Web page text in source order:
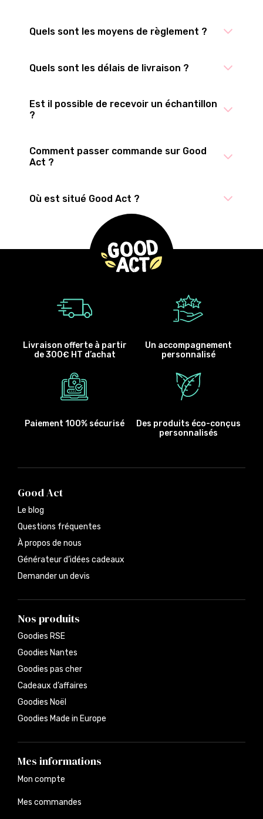
Quels sont les moyens de règlement ?
Quels sont les délais de livraison ?
Est il possible de recevoir un échantillon
?
Comment passer commande sur Good
Act ?
Où est situé Good Act ?
Livraison offerte à partir
de 300€ HT d’achat
Un accompagnement
personnalisé
Paiement 100% sécurisé
Des produits éco-conçus
personnalisés
Good Act
Le blog
Questions fréquentes
À propos de nous
Générateur d’idées cadeaux
Demander un devis
Nos produits
Goodies RSE
Goodies Nantes
Goodies pas cher
Cadeaux d’affaires
Goodies Noël
Goodies Made in Europe
Mes informations
Mon compte
Mes commandes